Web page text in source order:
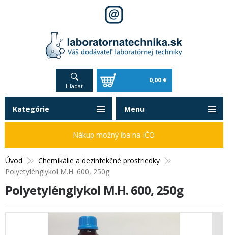
Hľadať
0,00 €
Úvod
Chemikálie a dezinfekčné prostriedky
Polyetylénglykol M.H. 600, 250g
Polyetylénglykol M.H. 600, 250g
Kategórie
Nákup možný iba na IČO
Menu